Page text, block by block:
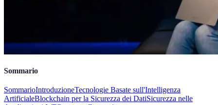
Sommario
SommarioIntroduzioneTecnologie Basate sull'Intelligenza
ArtificialeBlockchain per la Sicurezza dei DatiSicurezza nelle